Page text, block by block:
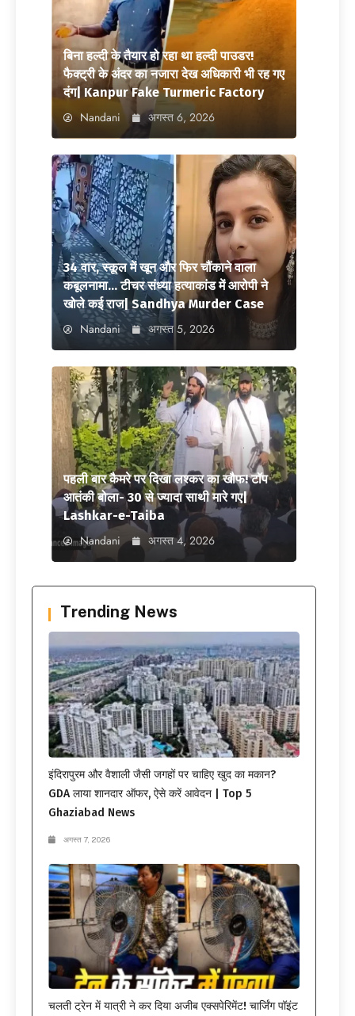
बिना हल्दी के तैयार हो रहा था हल्दी पाउडर!
फैक्ट्री के अंदर का नजारा देख अधिकारी भी रह गए
दंग| Kanpur Fake Turmeric Factory
Nandani अगस्त 6, 2026
34 वार, स्कूल में खून और फिर चौंकाने वाला
कबूलनामा… टीचर संध्या हत्याकांड में आरोपी ने
खोले कई राज| Sandhya Murder Case
Nandani अगस्त 5, 2026
पहली बार कैमरे पर दिखा लश्कर का खौफ! टॉप
आतंकी बोला- 30 से ज्यादा साथी मारे गए|
Lashkar-e-Taiba
Nandani अगस्त 4, 2026
Trending News
इंदिरापुरम और वैशाली जैसी जगहों पर चाहिए खुद का मकान?
GDA लाया शानदार ऑफर, ऐसे करें आवेदन | Top 5
Ghaziabad News
अगस्त 7, 2026
चलती ट्रेन में यात्री ने कर दिया अजीब एक्सपेरिमेंट! चार्जिंग पॉइंट